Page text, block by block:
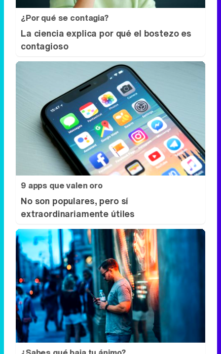
¿Por qué se contagia?
La ciencia explica por qué el bostezo es
contagioso
9 apps que valen oro
No son populares, pero sí
extraordinariamente útiles